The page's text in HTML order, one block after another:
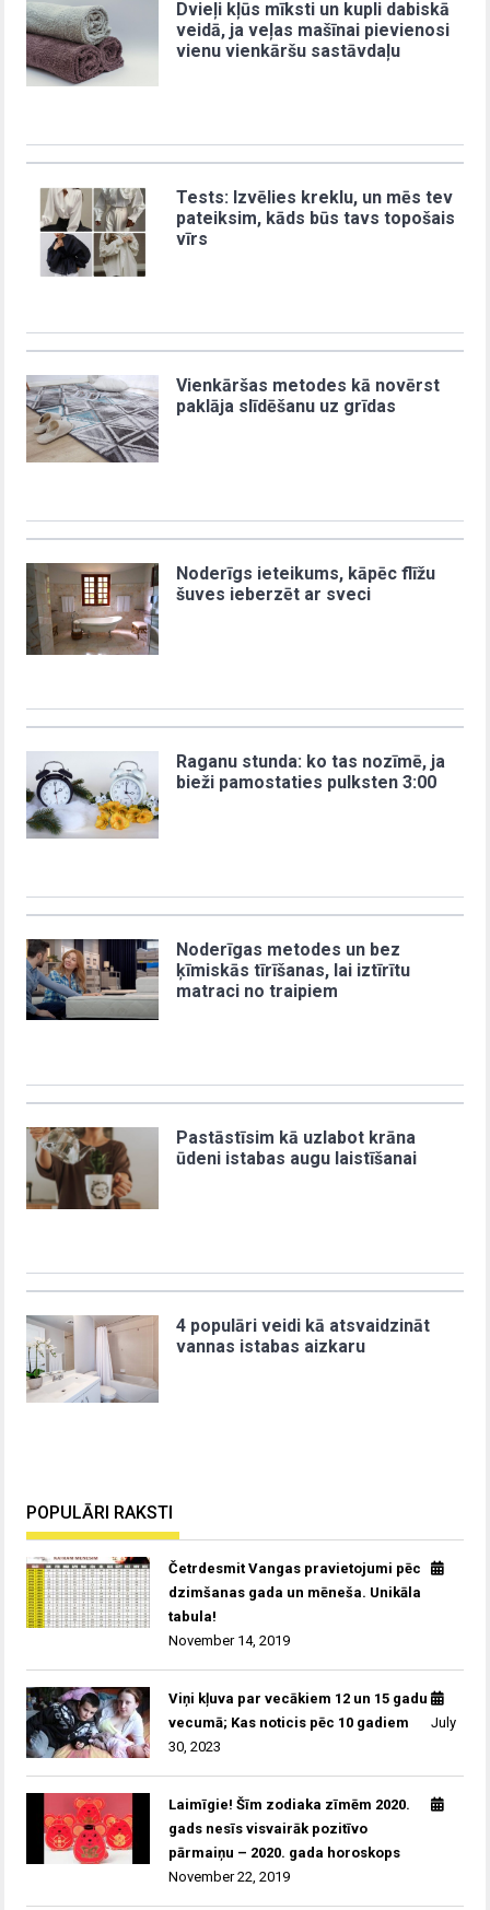
Dvieļi kļūs mīksti un kupli dabiskā
veidā, ja veļas mašīnai pievienosi
vienu vienkāršu sastāvdaļu
Tests: Izvēlies kreklu, un mēs tev
pateiksim, kāds būs tavs topošais
vīrs
Vienkāršas metodes kā novērst
paklāja slīdēšanu uz grīdas
Noderīgs ieteikums, kāpēc flīžu
šuves ieberzēt ar sveci
Raganu stunda: ko tas nozīmē, ja
bieži pamostaties pulksten 3:00
Noderīgas metodes un bez
ķīmiskās tīrīšanas, lai iztīrītu
matraci no traipiem
Pastāstīsim kā uzlabot krāna
ūdeni istabas augu laistīšanai
4 populāri veidi kā atsvaidzināt
vannas istabas aizkaru
POPULĀRI RAKSTI
Četrdesmit Vangas pravietojumi pēc
dzimšanas gada un mēneša. Unikāla
tabula!
November 14, 2019
Viņi kļuva par vecākiem 12 un 15 gadu
vecumā; Kas noticis pēc 10 gadiem
July
30, 2023
Laimīgie! Šīm zodiaka zīmēm 2020.
gads nesīs visvairāk pozitīvo
pārmaiņu – 2020. gada horoskops
November 22, 2019